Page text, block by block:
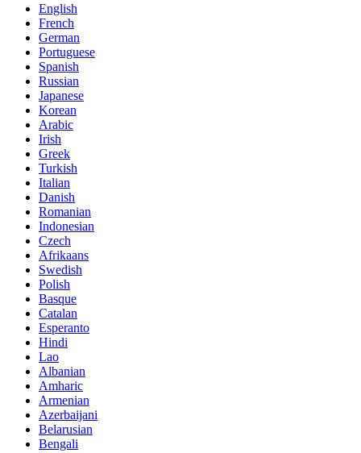
English
French
German
Portuguese
Spanish
Russian
Japanese
Korean
Arabic
Irish
Greek
Turkish
Italian
Danish
Romanian
Indonesian
Czech
Afrikaans
Swedish
Polish
Basque
Catalan
Esperanto
Hindi
Lao
Albanian
Amharic
Armenian
Azerbaijani
Belarusian
Bengali